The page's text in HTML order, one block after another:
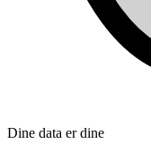
Dine data er dine